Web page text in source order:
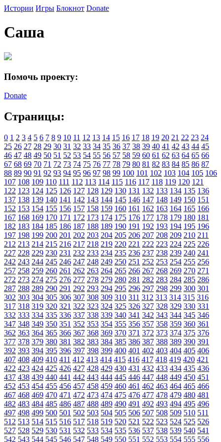
Истории Игры Блокнот Donate
Саша
Помочь проекту:
Donate
Страницы:
0 1 2 3 4 5 6 7 8 9 10 11 12 13 14 15 16 17 18 19 20 21 22 23 24
25 26 27 28 29 30 31 32 33 34 35 36 37 38 39 40 41 42 43 44 45
46 47 48 49 50 51 52 53 54 55 56 57 58 59 60 61 62 63 64 65 66
67 68 69 70 71 72 73 74 75 76 77 78 79 80 81 82 83 84 85 86 87
88 89 90 91 92 93 94 95 96 97 98 99 100 101 102 103 104 105 106
107 108 109 110 111 112 113 114 115 116 117 118 119 120 121
122 123 124 125 126 127 128 129 130 131 132 133 134 135 136
137 138 139 140 141 142 143 144 145 146 147 148 149 150 151
152 153 154 155 156 157 158 159 160 161 162 163 164 165 166
167 168 169 170 171 172 173 174 175 176 177 178 179 180 181
182 183 184 185 186 187 188 189 190 191 192 193 194 195 196
197 198 199 200 201 202 203 204 205 206 207 208 209 210 211
212 213 214 215 216 217 218 219 220 221 222 223 224 225 226
227 228 229 230 231 232 233 234 235 236 237 238 239 240 241
242 243 244 245 246 247 248 249 250 251 252 253 254 255 256
257 258 259 260 261 262 263 264 265 266 267 268 269 270 271
272 273 274 275 276 277 278 279 280 281 282 283 284 285 286
287 288 289 290 291 292 293 294 295 296 297 298 299 300 301
302 303 304 305 306 307 308 309 310 311 312 313 314 315 316
317 318 319 320 321 322 323 324 325 326 327 328 329 330 331
332 333 334 335 336 337 338 339 340 341 342 343 344 345 346
347 348 349 350 351 352 353 354 355 356 357 358 359 360 361
362 363 364 365 366 367 368 369 370 371 372 373 374 375 376
377 378 379 380 381 382 383 384 385 386 387 388 389 390 391
392 393 394 395 396 397 398 399 400 401 402 403 404 405 406
407 408 409 410 411 412 413 414 415 416 417 418 419 420 421
422 423 424 425 426 427 428 429 430 431 432 433 434 435 436
437 438 439 440 441 442 443 444 445 446 447 448 449 450 451
452 453 454 455 456 457 458 459 460 461 462 463 464 465 466
467 468 469 470 471 472 473 474 475 476 477 478 479 480 481
482 483 484 485 486 487 488 489 490 491 492 493 494 495 496
497 498 499 500 501 502 503 504 505 506 507 508 509 510 511
512 513 514 515 516 517 518 519 520 521 522 523 524 525 526
527 528 529 530 531 532 533 534 535 536 537 538 539 540 541
542 543 544 545 546 547 548 549 550 551 552 553 554 555 556